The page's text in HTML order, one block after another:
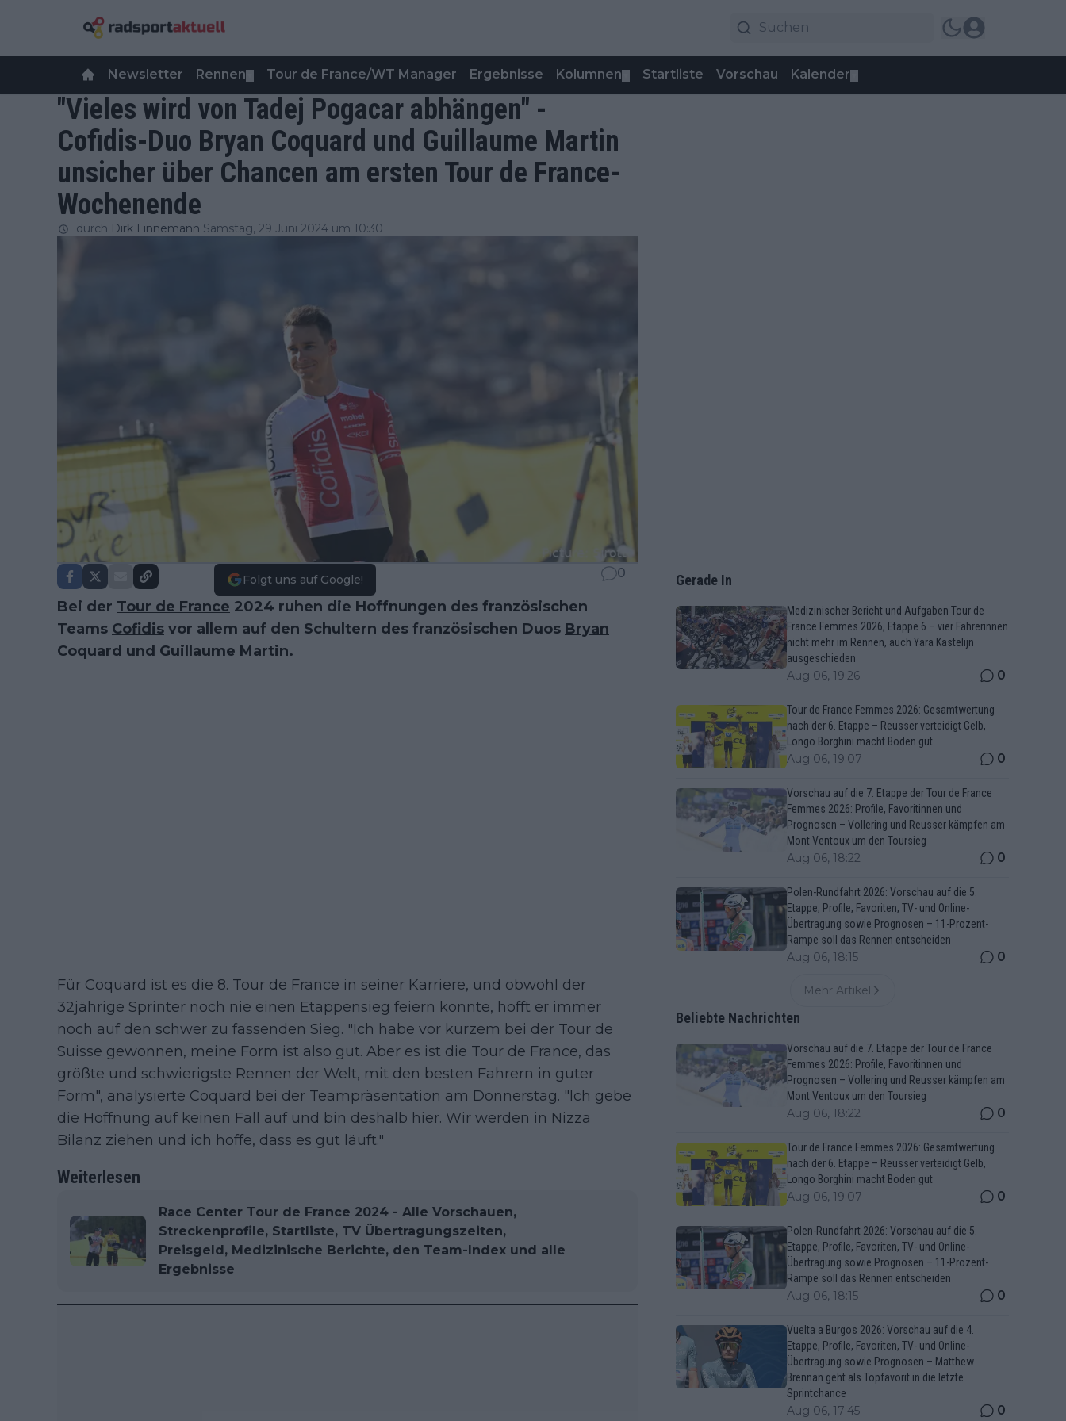
Newsletter Rennen Tour de France/WT Manager Ergebnisse Kolumnen Startliste Vorschau Kalender
"Vieles wird von Tadej Pogacar abhängen" -
Cofidis-Duo Bryan Coquard und Guillaume Martin
unsicher über Chancen am ersten Tour de France-
Wochenende
durch Dirk Linnemann Samstag, 29 Juni 2024 um 10:30
Folgt uns auf Google! 0
Bei der Tour de France 2024 ruhen die Hoffnungen des französischen
Teams Cofidis vor allem auf den Schultern des französischen Duos Bryan
Coquard und Guillaume Martin.
Für Coquard ist es die 8. Tour de France in seiner Karriere, und obwohl der
32jährige Sprinter noch nie einen Etappensieg feiern konnte, hofft er immer
noch auf den schwer zu fassenden Sieg. "Ich habe vor kurzem bei der Tour de
Suisse gewonnen, meine Form ist also gut. Aber es ist die Tour de France, das
größte und schwierigste Rennen der Welt, mit den besten Fahrern in guter
Form", analysierte Coquard bei der Teampräsentation am Donnerstag. "Ich gebe
die Hoffnung auf keinen Fall auf und bin deshalb hier. Wir werden in Nizza
Bilanz ziehen und ich hoffe, dass es gut läuft."
Weiterlesen
Race Center Tour de France 2024 - Alle Vorschauen,
Streckenprofile, Startliste, TV Übertragungszeiten,
Preisgeld, Medizinische Berichte, den Team-Index und alle
Ergebnisse
Gerade In
Medizinischer Bericht und Aufgaben Tour de
France Femmes 2026, Etappe 6 – vier Fahrerinnen
nicht mehr im Rennen, auch Yara Kastelijn
ausgeschieden
Aug 06, 19:26 0
Tour de France Femmes 2026: Gesamtwertung
nach der 6. Etappe – Reusser verteidigt Gelb,
Longo Borghini macht Boden gut
Aug 06, 19:07 0
Vorschau auf die 7. Etappe der Tour de France
Femmes 2026: Profile, Favoritinnen und
Prognosen – Vollering und Reusser kämpfen am
Mont Ventoux um den Toursieg
Aug 06, 18:22 0
Polen-Rundfahrt 2026: Vorschau auf die 5.
Etappe, Profile, Favoriten, TV- und Online-
Übertragung sowie Prognosen – 11-Prozent-
Rampe soll das Rennen entscheiden
Aug 06, 18:15 0
Mehr Artikel
Beliebte Nachrichten
Vorschau auf die 7. Etappe der Tour de France
Femmes 2026: Profile, Favoritinnen und
Prognosen – Vollering und Reusser kämpfen am
Mont Ventoux um den Toursieg
Aug 06, 18:22 0
Tour de France Femmes 2026: Gesamtwertung
nach der 6. Etappe – Reusser verteidigt Gelb,
Longo Borghini macht Boden gut
Aug 06, 19:07 0
Polen-Rundfahrt 2026: Vorschau auf die 5.
Etappe, Profile, Favoriten, TV- und Online-
Übertragung sowie Prognosen – 11-Prozent-
Rampe soll das Rennen entscheiden
Aug 06, 18:15 0
Vuelta a Burgos 2026: Vorschau auf die 4.
Etappe, Profile, Favoriten, TV- und Online-
Übertragung sowie Prognosen – Matthew
Brennan geht als Topfavorit in die letzte
Sprintchance
Aug 06, 17:45 0